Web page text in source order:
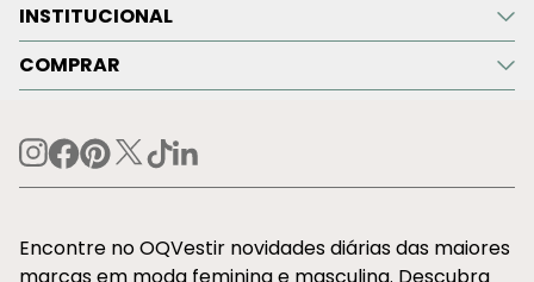
INSTITUCIONAL
COMPRAR
Encontre no OQVestir novidades diárias das maiores
marcas em moda feminina e masculina. Descubra